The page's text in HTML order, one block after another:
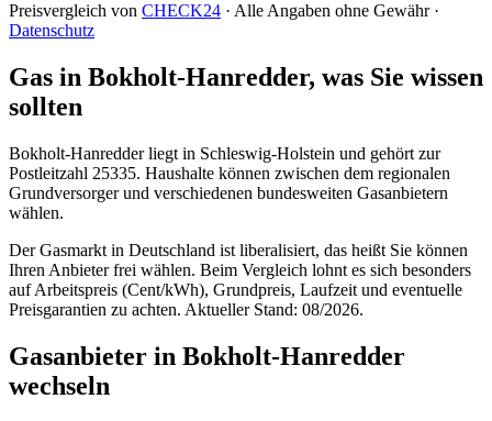
Preisvergleich von CHECK24 · Alle Angaben ohne Gewähr ·
Datenschutz
Gas in Bokholt-Hanredder, was Sie wissen
sollten
Bokholt-Hanredder liegt in Schleswig-Holstein und gehört zur
Postleitzahl 25335. Haushalte können zwischen dem regionalen
Grundversorger und verschiedenen bundesweiten Gasanbietern
wählen.
Der Gasmarkt in Deutschland ist liberalisiert, das heißt Sie können
Ihren Anbieter frei wählen. Beim Vergleich lohnt es sich besonders
auf Arbeitspreis (Cent/kWh), Grundpreis, Laufzeit und eventuelle
Preisgarantien zu achten. Aktueller Stand: 08/2026.
Gasanbieter in Bokholt-Hanredder
wechseln